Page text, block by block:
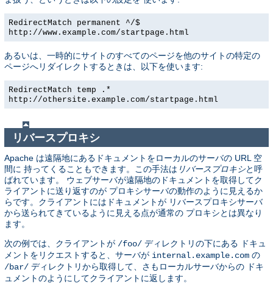
RedirectMatch permanent ^/$
http://www.example.com/startpage.html
あるいは、一時的にサイトのすべてのページを他のサイトの特定の
ページへリダイレクトするときは、以下を使います:
RedirectMatch temp .*
http://othersite.example.com/startpage.html
リバースプロキシ
Apache は遠隔地にあるドキュメントをローカルのサーバの URL 空
間に 持ってくることもできます。この手法は リバースプロキシと呼
ばれています。 ウェブサーバが遠隔地のドキュメントを取得してク
ライアントに送り返すのが プロキシサーバの動作のように見えるか
らです。クライアントにはドキュメントが リバースプロキシサーバ
から送られてきているように見える点が通常の プロキシとは異なり
ます。
次の例では、クライアントが /foo/ ディレクトリの下にある ドキュ
メントをリクエストすると、サーバが internal.example.com の
/bar/ ディレクトリから取得して、さもローカルサーバからの ドキ
ュメントのようにしてクライアントに返します。